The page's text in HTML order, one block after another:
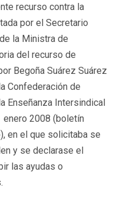
recurso contra la
por el Secretario
la Ministra de
del recurso de
Begoña Suárez Suárez
Confederación de
Enseñanza Intersindical
enero 2008 (boletín
en el que solicitaba se
y se declarase el
las ayudas o